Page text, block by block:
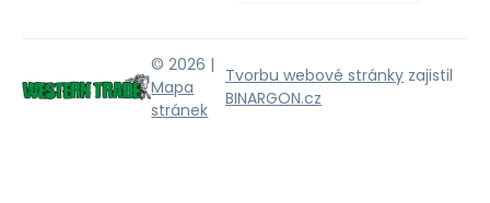
© 2026 |
Mapa
stránek
Tvorbu webové stránky zajistil
BINARGON.cz